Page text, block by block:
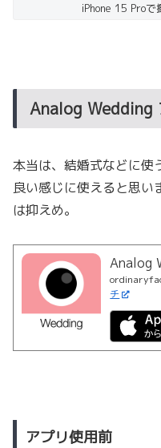
iPhone 15 Proで
Analog Wedding
本当は、結婚式などに使
良い感じに使えると思
は抑えめ。
Analog
チ
アプリ使用前